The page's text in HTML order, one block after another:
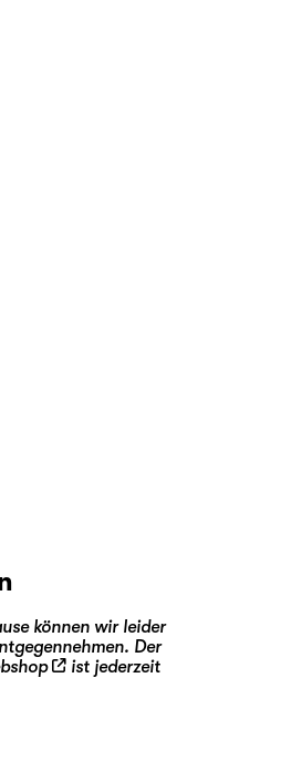
können wir leider
Der
ist jederzeit